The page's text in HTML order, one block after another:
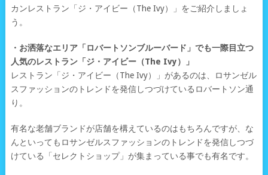
カンレストラン「ジ・アイビー（The Ivy）」をご紹介しましょ
う。
・お洒落なエリア「ロバートソンブルーバード」でも一際目立つ
人気のレストラン「ジ・アイビー（The Ivy）」
レストラン「ジ・アイビー（The Ivy）」があるのは、ロサンゼル
スファッションのトレンドを発信しつづけているロバートソン通
り。
有名な老舗ブランドが店舗を構えているのはもちろんですが、な
んといってもロサンゼルスファッションのトレンドを発信しつづ
けている「セレクトショップ」が集まっている事でも有名です。